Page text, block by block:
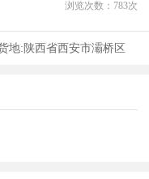
浏览次数： 783次
地:陕西省西安市灞桥区